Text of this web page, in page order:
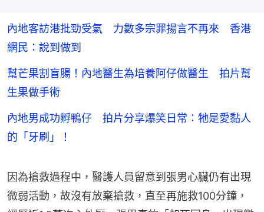
內地客訪港批勁受氣 力數多宗罪揚言不再來 香港
網民：說到做到
幫芒果割盲腸！內地醫生為培養阿仔做醫生 拍片幫
生果做手術
內地男成功孵鴨仔 拍片分享爆笑日常：牠是愛黏人
的「牙刷」！
因為搶救過程中，醫護人員留意到張男心臟仍有出現
微弱活動，故沒有放棄搶救，直至再施救100分鐘，